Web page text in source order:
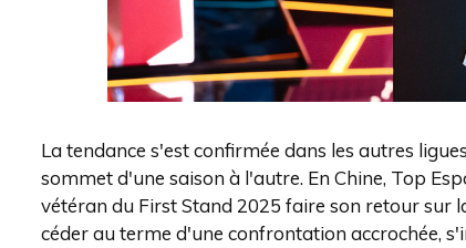
La tendance s'est confirmée dans les autres
sommet d'une saison à l'autre. En Chine, Top
vétéran du First Stand 2025 faire son retour sur
céder au terme d'une confrontation accrochée,